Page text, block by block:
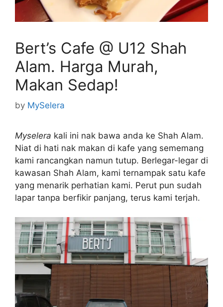
Bert’s Cafe @ U12 Shah
Alam. Harga Murah,
Makan Sedap!
by MySelera
Myselera kali ini nak bawa anda ke Shah Alam.
Niat di hati nak makan di kafe yang sememang
kami rancangkan namun tutup. Berlegar-legar di
kawasan Shah Alam, kami ternampak satu kafe
yang menarik perhatian kami. Perut pun sudah
lapar tanpa berfikir panjang, terus kami terjah.